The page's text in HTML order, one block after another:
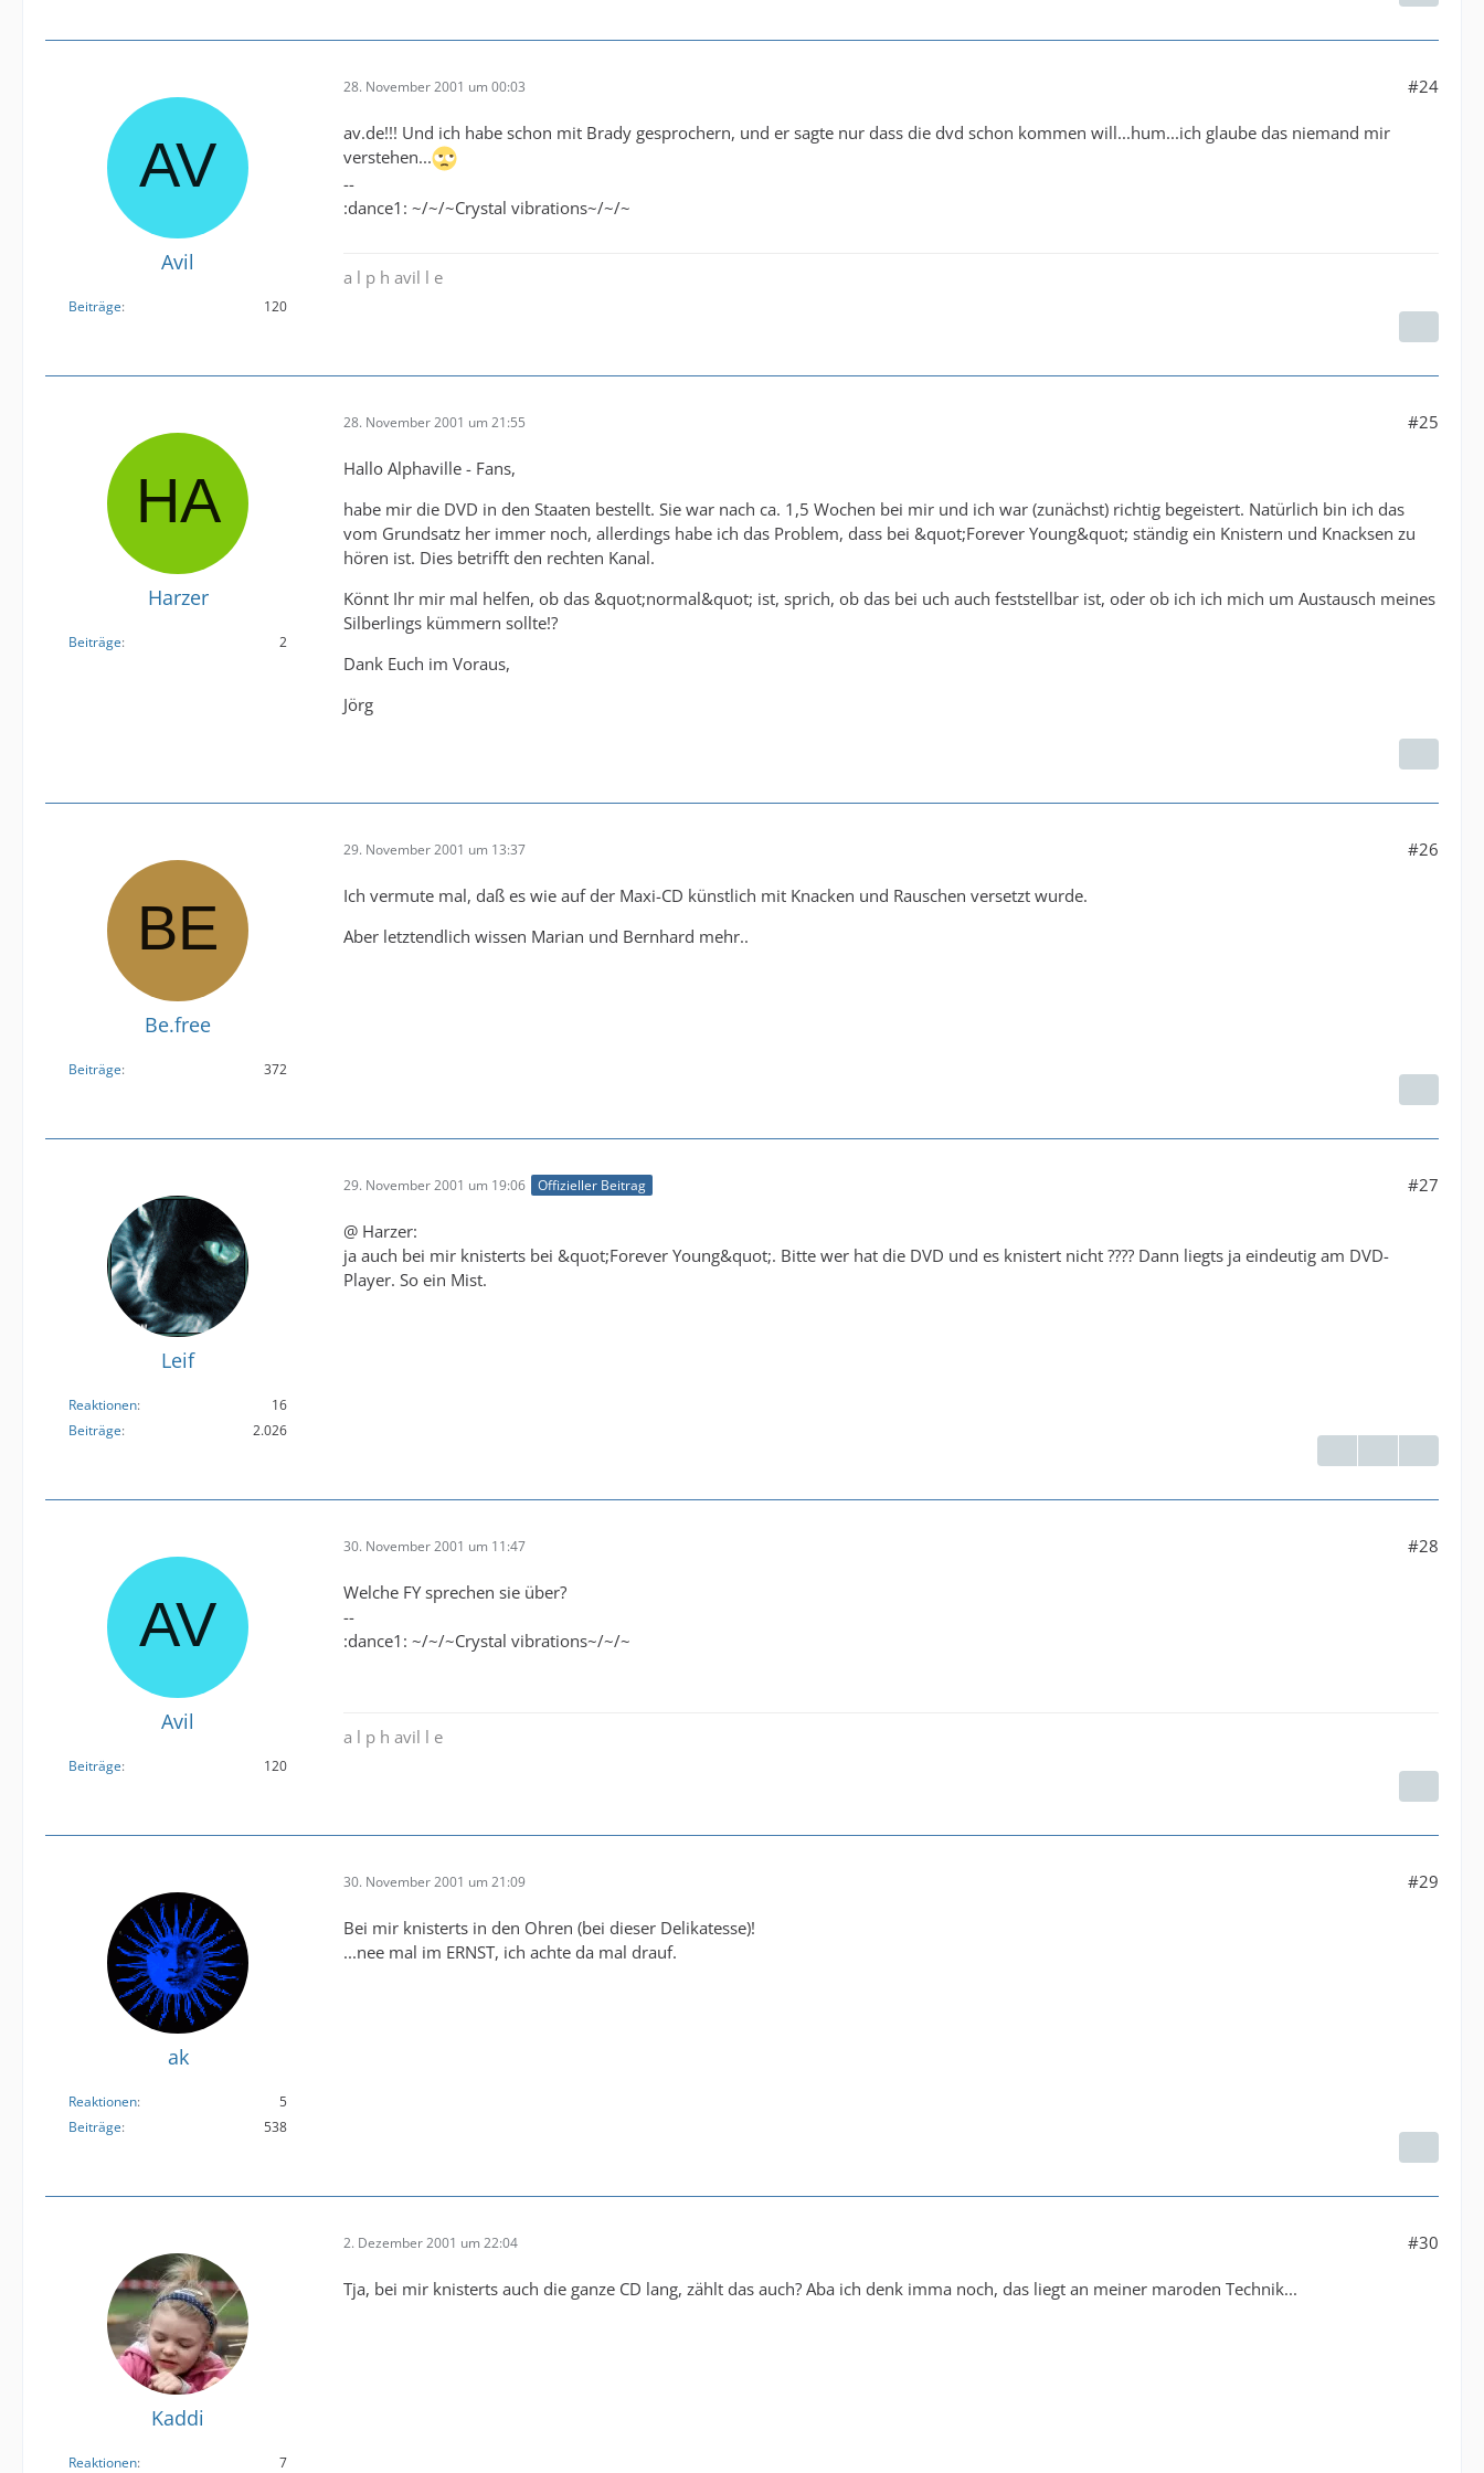
Avil
Beiträge 120
28. November 2001 um 00:03 #24
av.de!!! Und ich habe schon mit Brady gesprochern, und er sagte nur dass die dvd schon kommen will...hum...ich glaube das niemand mir
verstehen...
--
:dance1: ~/~/~Crystal vibrations~/~/~
a l p h avil l e
Harzer
Beiträge 2
28. November 2001 um 21:55 #25
Hallo Alphaville - Fans,
habe mir die DVD in den Staaten bestellt. Sie war nach ca. 1,5 Wochen bei mir und ich war (zunächst) richtig begeistert. Natürlich bin ich das
vom Grundsatz her immer noch, allerdings habe ich das Problem, dass bei &quot;Forever Young&quot; ständig ein Knistern und Knacksen zu
hören ist. Dies betrifft den rechten Kanal.
Könnt Ihr mir mal helfen, ob das &quot;normal&quot; ist, sprich, ob das bei uch auch feststellbar ist, oder ob ich ich mich um Austausch meines
Silberlings kümmern sollte!?
Dank Euch im Voraus,
Jörg
Be.free
Beiträge 372
29. November 2001 um 13:37 #26
Ich vermute mal, daß es wie auf der Maxi-CD künstlich mit Knacken und Rauschen versetzt wurde.
Aber letztendlich wissen Marian und Bernhard mehr..
Leif
Reaktionen
16
Beiträge
2.026
29. November 2001 um 19:06 Offizieller Beitrag #27
@ Harzer:
ja auch bei mir knisterts bei &quot;Forever Young&quot;. Bitte wer hat die DVD und es knistert nicht ???? Dann liegts ja eindeutig am DVD-
Player. So ein Mist.
Avil
Beiträge 120
30. November 2001 um 11:47 #28
Welche FY sprechen sie über?
--
:dance1: ~/~/~Crystal vibrations~/~/~
a l p h avil l e
ak
Reaktionen
5
Beiträge
538
30. November 2001 um 21:09 #29
Bei mir knisterts in den Ohren (bei dieser Delikatesse)!
...nee mal im ERNST, ich achte da mal drauf.
Kaddi
Reaktionen 7
2. Dezember 2001 um 22:04 #30
Tja, bei mir knisterts auch die ganze CD lang, zählt das auch? Aba ich denk imma noch, das liegt an meiner maroden Technik...